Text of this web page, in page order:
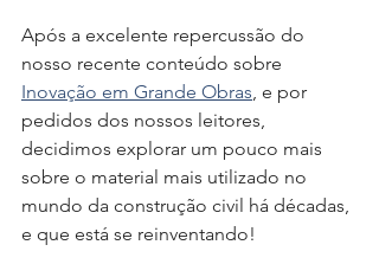
Após a excelente repercussão do
nosso recente conteúdo sobre
Inovação em Grande Obras , e por
pedidos dos nossos leitores,
decidimos explorar um pouco mais
sobre o material mais utilizado no
mundo da construção civil há décadas,
e que está se reinventando!